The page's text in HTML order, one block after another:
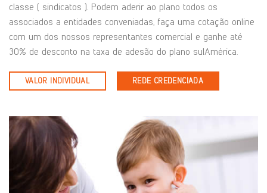
classe ( sindicatos ). Podem aderir ao plano todos os
associados a entidades conveniadas, faça uma cotação online
com um dos nossos representantes comercial e ganhe até
30% de desconto na taxa de adesão do plano sulAmérica.
VALOR INDIVIDUAL REDE CREDENCIADA